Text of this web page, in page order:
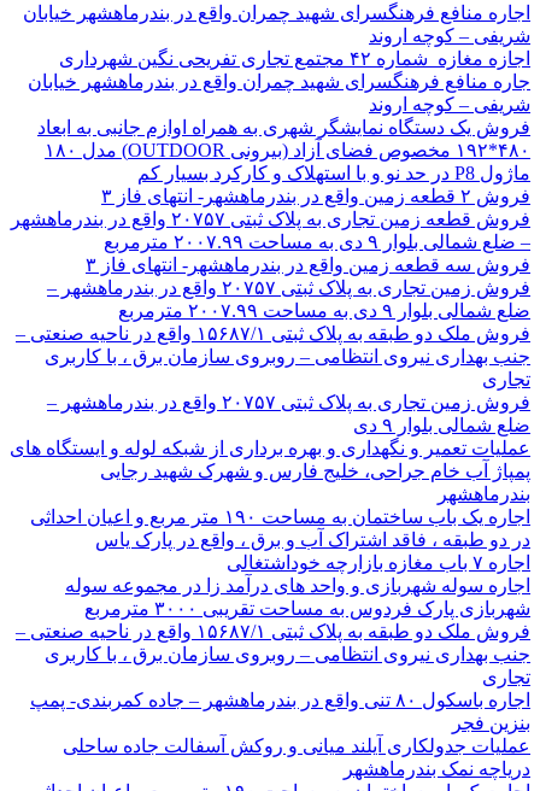
اجاره منافع فرهنگسرای شهید چمران واقع در بندرماهشهر خیابان
شریفی – کوچه اروند
اجازه مغازه شماره ۴۲ مجتمع تجاری تفریحی نگین شهرداری
جاره منافع فرهنگسرای شهید چمران واقع در بندرماهشهر خیابان
شریفی – کوچه اروند
فروش یک دستگاه نمایشگر شهری به همراه اوازم جانبی به ابعاد
۴۸۰*۱۹۲ مخصوص فضای آزاد (بیرونی OUTDOOR) مدل ۱۸۰
ماژول P8 در حد نو و با استهلاک و کارکرد بسیار کم
فروش ۲ قطعه زمین واقع در بندرماهشهر- انتهای فاز ۳
فروش قطعه زمین تجاری به پلاک ثبتی ۲۰۷۵۷ واقع در بندرماهشهر
– ضلع شمالی بلوار ۹ دی به مساحت ۲۰۰۷.۹۹ مترمربع
فروش سه قطعه زمین واقع در بندرماهشهر- انتهای فاز ۳
فروش زمین تجاری به پلاک ثبتی ۲۰۷۵۷ واقع در بندرماهشهر –
ضلع شمالی بلوار ۹ دی به مساحت ۲۰۰۷.۹۹ مترمربع
فروش ملک دو طبقه به پلاک ثبتی ۱۵۶۸۷/۱ واقع در ناحیه صنعتی –
جنب بهداری نیروی انتظامی – روبروی سازمان برق ، با کاربری
تجاری
فروش زمین تجاری به پلاک ثبتی ۲۰۷۵۷ واقع در بندرماهشهر –
ضلع شمالی بلوار ۹ دی
عملیات تعمیر و نگهداری و بهره برداری از شبکه لوله و ایستگاه های
پمپاژ آب خام جراحی، خلیج فارس و شهرک شهید رجایی
بندرماهشهر
اجاره یک باب ساختمان به مساحت ۱۹۰ متر مربع و اعیان احداثی
در دو طبقه ، فاقد اشتراک آب و برق ، واقع در پارک یاس
اجاره ۷ باب مغازه بازارچه خوداشتغالی
اجاره سوله شهربازی و واحد های درآمد زا در مجموعه سوله
شهربازی پارک فردوس به مساحت تقریبی ۳۰۰۰ مترمربع
فروش ملک دو طبقه به پلاک ثبتی ۱۵۶۸۷/۱ واقع در ناحیه صنعتی –
جنب بهداری نیروی انتظامی – روبروی سازمان برق ، با کاربری
تجاری
اجاره باسکول ۸۰ تنی واقع در بندرماهشهر – جاده کمربندی- پمپ
بنزین فجر
عملیات جدولکاری آیلند میانی و روکش آسفالت جاده ساحلی
دریاچه نمک بندرماهشهر